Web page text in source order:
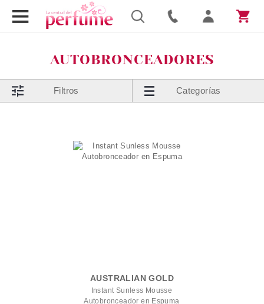
AUTOBRONCEADORES
Filtros Categorías
AUSTRALIAN GOLD
Instant Sunless Mousse
Autobronceador en Espuma